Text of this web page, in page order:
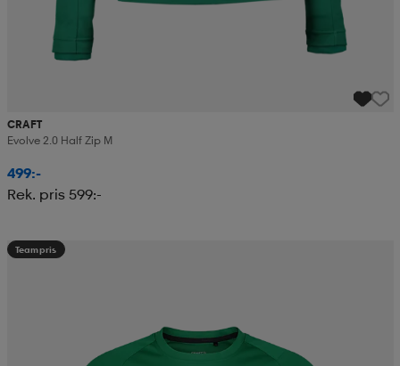
CRAFT
Evolve 2.0 Half Zip M
499:-
Rek. pris 599:-
Teampris